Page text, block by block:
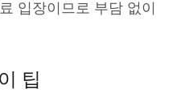
입장이므로 부담 없이
팁